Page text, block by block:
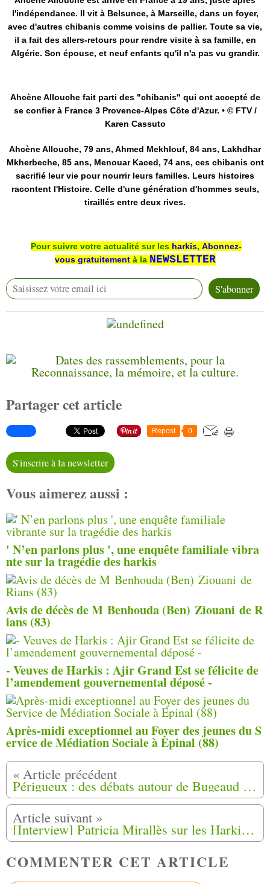
l'indépendance. Il vit à Belsunce, à Marseille, dans un foyer,
avec d'autres chibanis comme voisins de pallier. Toute sa vie,
il a fait des allers-retours pour rendre visite à sa famille, en
Algérie. Son épouse, et neuf enfants qu'il n'a pas vu grandir.
Ahcène Allouche fait parti des "chibanis" qui ont accepté de
se confier à France 3 Provence-Alpes Côte d'Azur. • © FTV /
Karen Cassuto
Ahcène Allouche, 79 ans, Ahmed Mekhlouf, 84 ans, Lakhdhar
Mkherbeche, 85 ans, Menouar Kaced, 74 ans, ces chibanis ont
sacrifié leur vie pour nourrir leurs familles. Leurs histoires
racontent l'Histoire. Celle d'une génération d'hommes seuls,
tiraillés entre deux rives.
Pour suivre votre actualité sur les harkis, Abonnez-
vous gratuitement à la NEWSLETTER
Partager cet article
Repost 0
S'inscrire à la newsletter
Vous aimerez aussi :
' N’en parlons plus ', une enquête familiale vibra
nte sur la tragédie des harkis
Avis de décès de M Benhouda (Ben) Ziouani de R
ians (83)
- Veuves de Harkis : Ajir Grand Est se félicite de
l’amendement gouvernemental déposé -
Après-midi exceptionnel au Foyer des jeunes du S
ervice de Médiation Sociale à Epinal (88)
Périgueux : des débats autour de Bugeaud en ouverture du colloque du 23,24,25 septembre sur les guerres d’Algérie
[Interview] Patricia Mirallès sur les Harkis : “C’est un devoir d’enseigner l’Histoire”
COMMENTER CET ARTICLE